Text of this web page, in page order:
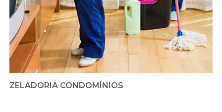
ZELADORIA CONDOMÍNIOS